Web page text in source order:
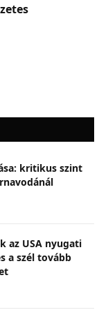
kritikus szint
az USA nyugati
a szél tovább